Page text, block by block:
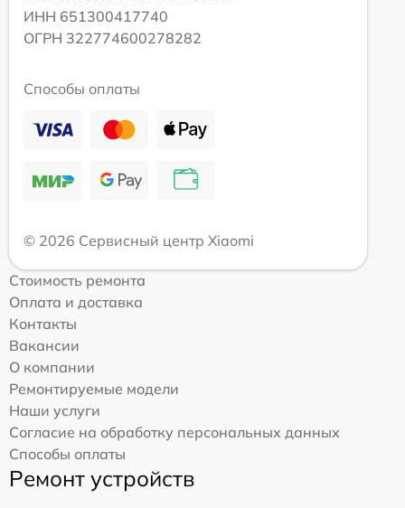
ИНН 651300417740
ОГРН 322774600278282
Способы оплаты
© 2026 Сервисный центр Xiaomi
Стоимость ремонта
Оплата и доставка
Контакты
Вакансии
О компании
Ремонтируемые модели
Наши услуги
Согласие на обработку персональных данных
Способы оплаты
Ремонт устройств